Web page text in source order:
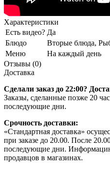
Характеристики
Есть видео? Да
Блюдо
Вторые блюда,
Меню
На каждый день
Отзывы (0)
Доставка
Сделали заказ до 22:00?
Заказы, сделанные позже 20
последующие дни.
Срочность доставки:
«Стандартная доставка»
при заказе до 20.00. После
последующие дни.
продавцов в магазинах.